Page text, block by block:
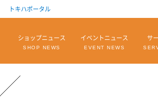
トキハポータル
ショップニュース
SHOP NEWS
イベントニュース
EVENT NEWS
サ